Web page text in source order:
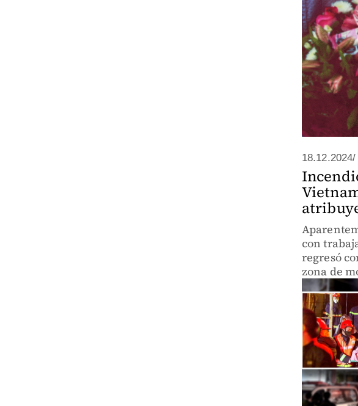
18.12.2024/
con
regresó
zona de